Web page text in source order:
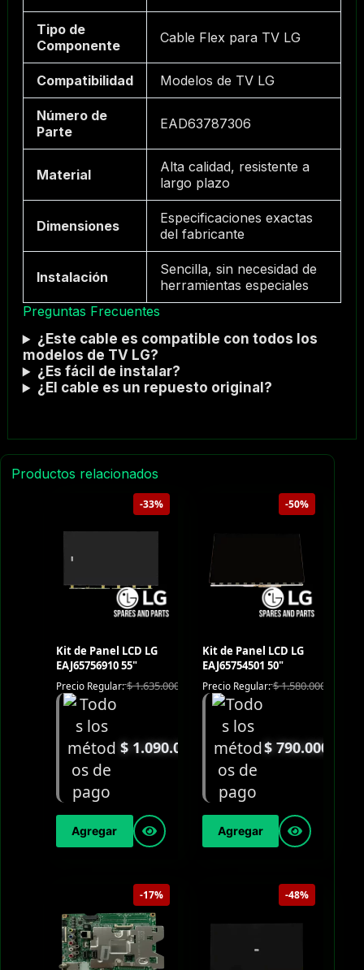
Tipo de
Componente
Cable Flex para TV LG
Compatibilidad Modelos de TV LG
Número de
Parte
EAD63787306
Material
Alta calidad, resistente a
largo plazo
Dimensiones
Especificaciones exactas
del fabricante
Instalación
Sencilla, sin necesidad de
herramientas especiales
Preguntas Frecuentes
¿Este cable es compatible con todos los
modelos de TV LG?
¿Es fácil de instalar?
¿El cable es un repuesto original?
Productos relacionados
-33%
Kit de Panel LCD LG
EAJ65756910 55"
Precio Regular:$1.635.000
$1.090.000
Agregar
-50%
Kit de Panel LCD LG
EAJ65754501 50"
Precio Regular:$1.580.000
$790.000
Agregar
-17% -48%